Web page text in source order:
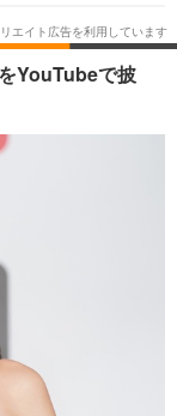
韓国・芸能
スポーツ
グルメ
ショッピング
YouTubeで披